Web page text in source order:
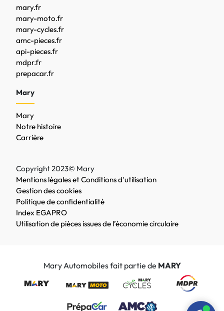
mary.fr
mary-moto.fr
mary-cycles.fr
amc-pieces.fr
api-pieces.fr
mdpr.fr
prepacar.fr
Mary
Mary
Notre histoire
Carrière
Copyright 2023© Mary
Mentions légales et Conditions d'utilisation
Gestion des cookies
Politique de confidentialité
Index EGAPRO
Utilisation de pièces issues de l’économie circulaire
Mary Automobiles fait partie de MARY